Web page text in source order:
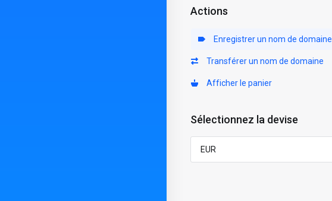
Actions
Enregistrer un nom de domaine
Transférer un nom de domaine
Afficher le panier
Sélectionnez la devise